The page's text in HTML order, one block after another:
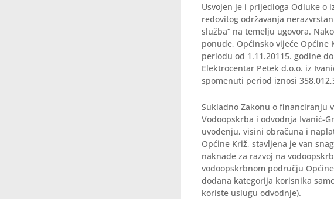
Usvojen je i prijedloga Odluke o
redovitog održavanja
služba“ na temelju ugovora.
ponude, Općinsko vijeće
periodu od 1.11.20115. godine
Elektrocentar Petek d.o.o. iz
spomenuti period iznosi
Sukladno Zakonu o financiranju
Vodoopskrba i odvodnja Ivanić-
uvođenju, visini obračuna i
Općine Križ, stavljena je van
naknade za razvoj na
vodoopskrbnom području
dodana kategorija korisnika
koriste uslugu odvodnje).